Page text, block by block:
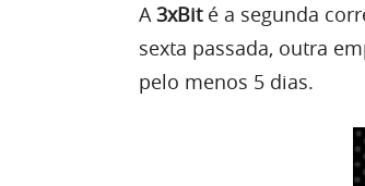
A3xBité a segunda
sexta passada, outra
pelo menos 5 dias.